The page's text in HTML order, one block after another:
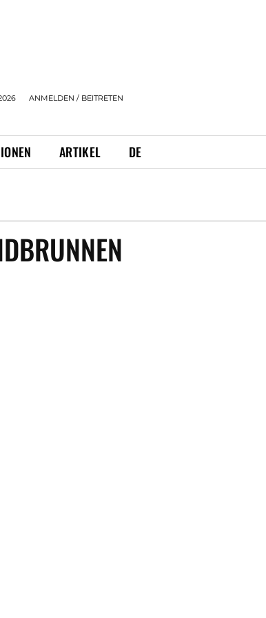
ANMELDEN / BEITRETEN
ARTIKEL DE